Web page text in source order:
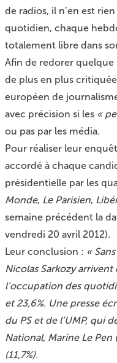
de radios, il n’en est
quotidien, chaque
totalement libre dans
Afin de redorer quelque
de plus en plus
européen de
avec précision si les «
ou pas par les média.
Pour réaliser leur
accordé à chaque
présidentielle par les
Monde, Le Parisien,
semaine précédent la
vendredi 20 avril 2012).
Leur conclusion : «
Nicolas Sarkozy
l’occupation des
et 23,6%. Une presse
du PS et de l’UMP, qui
National, Marine Le
(11,7%).